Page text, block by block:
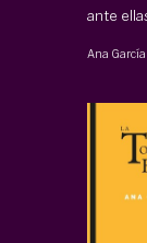
ante
Ana